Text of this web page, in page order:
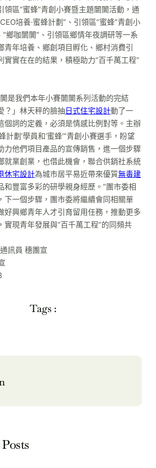
領區“蜜蜂”青創小賽暨主題闤闠活動，通
培養·蜜蜂計劃”、引領區“蜜蜂”青創小
“鄉咖闤闠”、引領區鄉情年夜調研等一系
青年培養、鄉創項目孵化、鄉村消費引
實實在在的結果，積極助力“百千萬工程”
是我們本年小賽闤闠系列活動的完結
？」林天秤的臉抽日式住宅設計動了一
個詞的定義，必須是情感比例對等。主辦
計劃’學員和‘蜜蜂’”青創小賽選手，盼望
力他們項目產品的宣傳銷售，進一個步驟
就業創業，也借此機會，聯合供銷社系統
休宅設計為城市居平易近帶來優質無毒建
和豐富多彩的研學親身經歷。”團市委相
下一個步驟，團市委將繼續會同相關單
好興鄉青年人才引育留用任務，推動更多
實現青年發展與“百千萬工程”的同頻共
訊員 穗團宣
Tags :